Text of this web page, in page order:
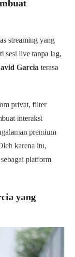
streaming yang
sesi live tanpa lag,
Garcia terasa
privat, filter
interaksi
premium
karena itu,
sebagai platform
yang